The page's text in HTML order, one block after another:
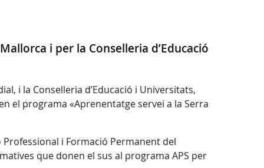
i per la Conselleria d’Educació
i la Conselleria d’Educació i Universitats,
el programa «Aprenentatge servei a la Serra
i Formació Permanent del
que donen el sus al programa APS per